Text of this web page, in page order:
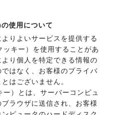
使用について
りよいサービスを提供する
ッキー）を使用することがあ
より個人を特定できる情報の
はなく、お客様のプライバ
はございません。
）とは、サーバーコンピュ
ラウザに送信され、お客様